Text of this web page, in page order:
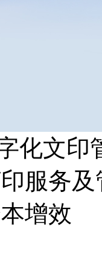
化文印
服务及
本增效